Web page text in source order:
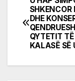
Post
SHKENCOR
DHE
QYTETIT
KALASË SË